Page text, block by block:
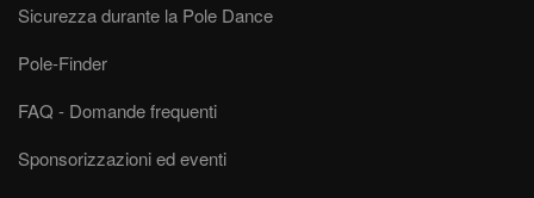
Sicurezza durante la Pole Dance
Pole-Finder
FAQ - Domande frequenti
Sponsorizzazioni ed eventi